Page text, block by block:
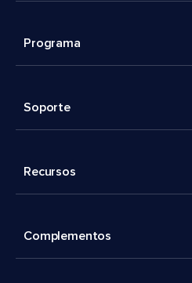
Programa
Soporte
Recursos
Complementos